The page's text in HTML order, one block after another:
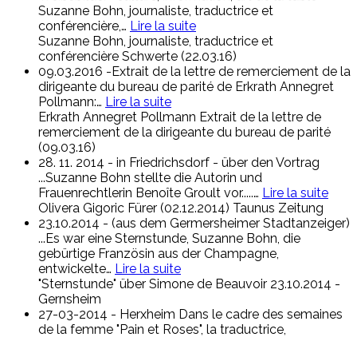
Suzanne Bohn, journaliste, traductrice et
conférencière,… Lire la suite
Suzanne Bohn, journaliste, traductrice et
conférencière Schwerte (22.03.16)
09.03.2016 -Extrait de la lettre de remerciement de la
dirigeante du bureau de parité de Erkrath Annegret
Pollmann:… Lire la suite
Erkrath Annegret Pollmann Extrait de la lettre de
remerciement de la dirigeante du bureau de parité
(09.03.16)
28. 11. 2014 - in Friedrichsdorf - über den Vortrag
...Suzanne Bohn stellte die Autorin und
Frauenrechtlerin Benoîte Groult vor.....… Lire la suite
Olivera Gigoric Fürer (02.12.2014) Taunus Zeitung
23.10.2014 - (aus dem Germersheimer Stadtanzeiger)
...Es war eine Sternstunde, Suzanne Bohn, die
gebürtige Französin aus der Champagne,
entwickelte… Lire la suite
"Sternstunde" über Simone de Beauvoir 23.10.2014 -
Gernsheim
27-03-2014 - Herxheim Dans le cadre des semaines
de la femme "Pain et Roses", la traductrice,